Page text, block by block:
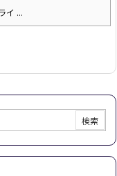
イ ...